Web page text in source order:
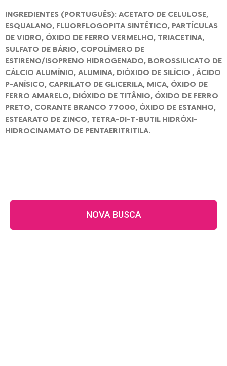
INGREDIENTES (PORTUGUÊS): ACETATO DE CELULOSE,
ESQUALANO, FLUORFLOGOPITA SINTÉTICO, PARTÍCULAS
DE VIDRO, ÓXIDO DE FERRO VERMELHO, TRIACETINA,
SULFATO DE BÁRIO, COPOLÍMERO DE
ESTIRENO/ISOPRENO HIDROGENADO, BOROSSILICATO DE
CÁLCIO ALUMÍNIO, ALUMINA, DIÓXIDO DE SILÍCIO , ÁCIDO
P-ANÍSICO, CAPRILATO DE GLICERILA, MICA, ÓXIDO DE
FERRO AMARELO, DIÓXIDO DE TITÂNIO, ÓXIDO DE FERRO
PRETO, CORANTE BRANCO 77000, ÓXIDO DE ESTANHO,
ESTEARATO DE ZINCO, TETRA-DI-T-BUTIL HIDRÓXI-
HIDROCINAMATO DE PENTAERITRITILA.
NOVA BUSCA